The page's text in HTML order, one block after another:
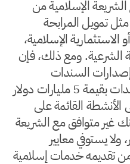
الإسلامية من
تمويل المرابحة
الاستثمارية الإسلامية،
الشرعية. ومع ذلك، فإن
السندات
التقليدية في تايوان وبرنامج سندات بقيمة 5 مليارات دولار
القائمة على
غير متوافق مع الشريعة
يستوفي معايير
من تقديمه خدمات إسلامية